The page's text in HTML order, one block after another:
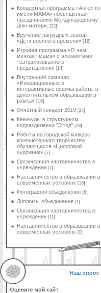
Концертная программа «Ангел по
имени МАМА» посвященная
празднованию Международному
Дню матери.
[22]
Вручение нагрудных знаков
«Дети военного времени» [16]
Игровая программа «О чем
мечтает мама» с элементами
театрализованного
представления [14]
Внутренний семинар
«Инновационные и
интерактивные формы работы в
дополнительном образовании в
рамках [19]
Отчётный концерт 2019 [24]
Каникулы в структурном
подразделении "Этюд" [28]
Работы на городской конкурс
компьютерного творчества
обучающихся «Цифровой
художник» [7]
Организация наставничества в
учреждении [1]
Наставничество в образовании в
современных условиях [16]
Фотографии обьединения [8]
Дипломы обьединения [1]
Организация наставничества в
учреждении [11]
Наставничество в образовании в
современных условиях [0]
Наш опрос
Оцените мой сайт